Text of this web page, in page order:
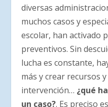
diversas
muchos casos y
escolar, han activado
preventivos. Sin
lucha es constante,
más y crear recursos
intervención… ¿qué
un caso?. Es preciso